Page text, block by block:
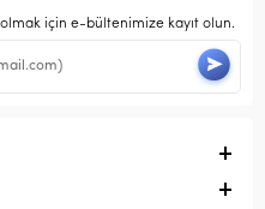
için e-bültenimize kayıt olun.